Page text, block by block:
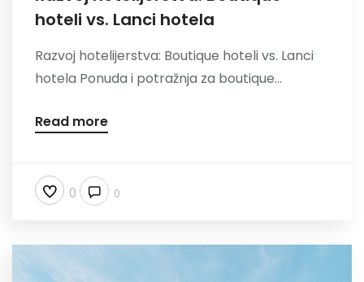
Nazovite
hoteli vs. Lanci hotela
Razvoj hotelijerstva: Boutique hoteli vs. Lanci
hotela Ponuda i potražnja za boutique...
Read more
0 0